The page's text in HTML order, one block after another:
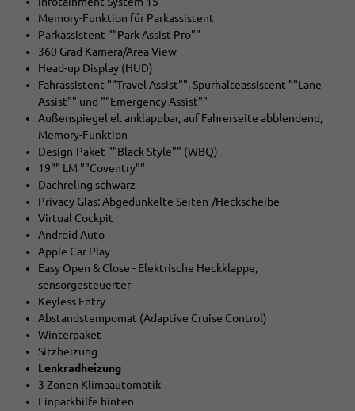
Memory-Funktion für Parkassistent
Parkassistent ""Park Assist Pro""
360 Grad Kamera/Area View
Head-up Display (HUD)
Fahrassistent ""Travel Assist"", Spurhalteassistent ""Lane
Assist"" und ""Emergency Assist""
Außenspiegel el. anklappbar, auf Fahrerseite abblendend,
Memory-Funktion
Design-Paket ""Black Style"" (WBQ)
19"" LM ""Coventry""
Dachreling schwarz
Privacy Glas: Abgedunkelte Seiten-/Heckscheibe
Virtual Cockpit
Android Auto
Apple Car Play
Easy Open & Close - Elektrische Heckklappe,
sensorgesteuerter
Keyless Entry
Abstandstempomat (Adaptive Cruise Control)
Winterpaket
Sitzheizung
Lenkradheizung
3 Zonen Klimaautomatik
Einparkhilfe hinten